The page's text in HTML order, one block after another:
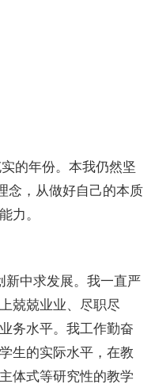
的年份。本我仍然坚
念，从做好自己的本质
力。
新中求发展。我一直严
兢兢业业、尽职尽
务水平。我工作勤奋
生的实际水平，在教
体式等研究性的教学